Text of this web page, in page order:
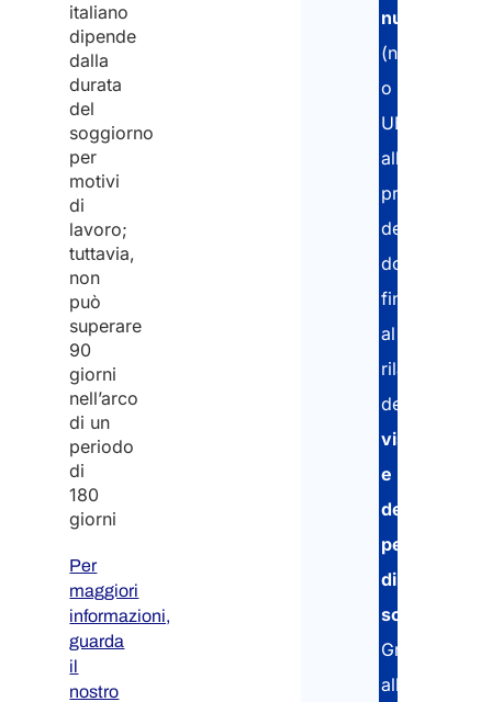
italiano
dipende
dalla
durata
del
soggiorno
per
motivi
di
lavoro;
tuttavia,
non
può
superare
90
giorni
nell’arco
di un
periodo
di
180
giorni
Per
maggiori
informazioni,
guarda
il
nostro
nullaosta
(nazionale
o
UE),
alla
preparazione
della
fino
al
rilascio
del
visto
e
del
permesso
di
soggiorno
Grazie